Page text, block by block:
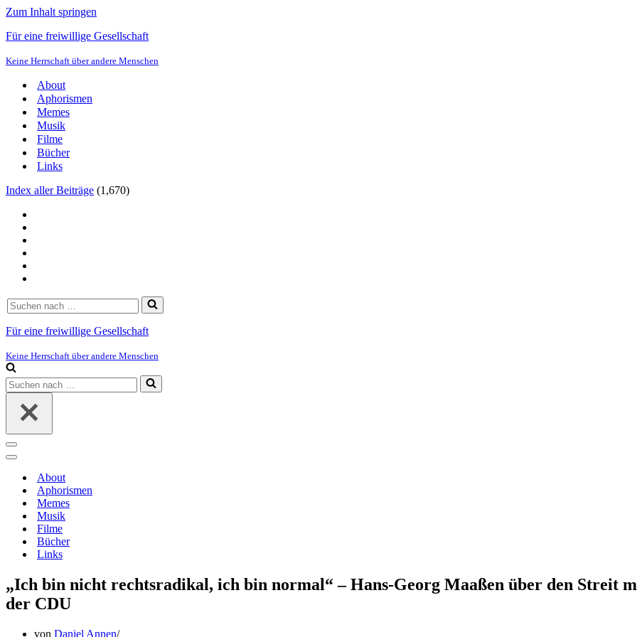
Zum Inhalt springen
Für eine freiwillige Gesellschaft
Keine Herrschaft über andere Menschen
About
Aphorismen
Memes
Musik
Filme
Bücher
Links
Index aller Beiträge (1,670)
Suchen
nach …
Für eine freiwillige Gesellschaft
Keine Herrschaft über andere Menschen
Suchen
nach …
Navigations-
Menü
Navigations-
About
Aphorismen
Memes
Musik
Filme
Bücher
Links
„Ich bin nicht rechtsradikal, ich bin normal“ – Hans-Georg Maaßen über den Streit
der CDU
von Daniel Annen